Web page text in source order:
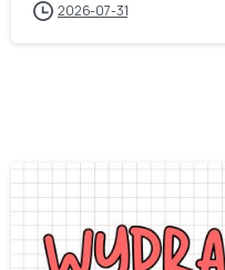
2026-07-31